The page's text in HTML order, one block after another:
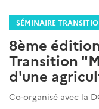
SÉMINAIRE
8ème
Transition
d'une
Co-organisé avec la